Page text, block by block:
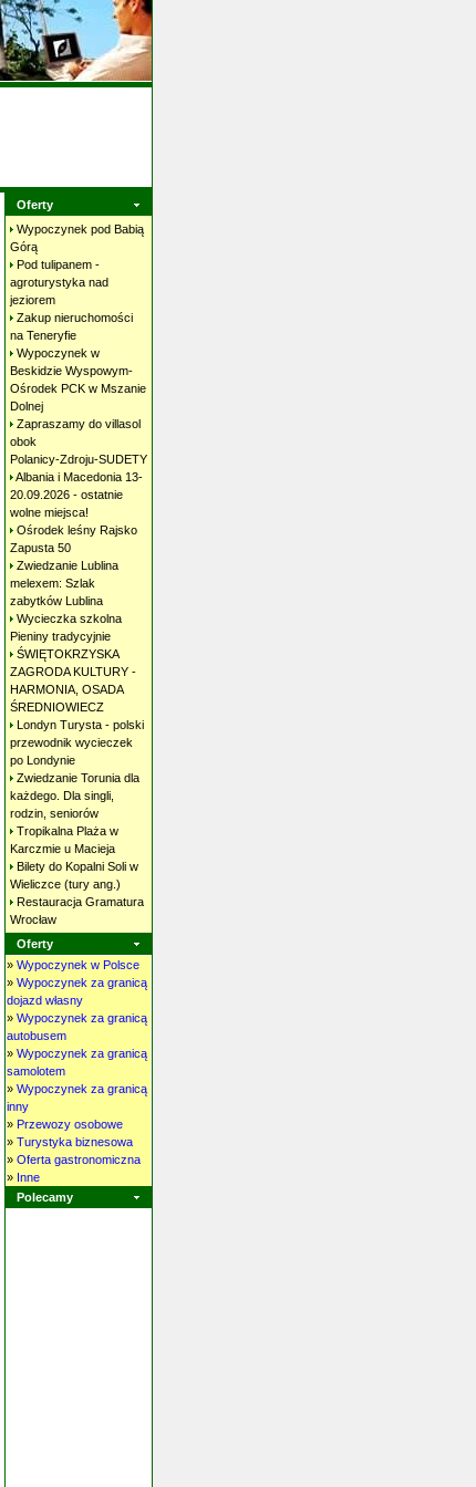
Oferty
Wypoczynek pod Babią
Górą
Pod tulipanem -
agroturystyka nad
jeziorem
Zakup nieruchomości
na Teneryfie
Wypoczynek w
Beskidzie Wyspowym-
Ośrodek PCK w Mszanie
Dolnej
Zapraszamy do villasol
obok
Polanicy-Zdroju-SUDETY
Albania i Macedonia 13-
20.09.2026 - ostatnie
wolne miejsca!
Ośrodek leśny Rajsko
Zapusta 50
Zwiedzanie Lublina
melexem: Szlak
zabytków Lublina
Wycieczka szkolna
Pieniny tradycyjnie
ŚWIĘTOKRZYSKA
ZAGRODA KULTURY -
HARMONIA, OSADA
ŚREDNIOWIECZ
Londyn Turysta - polski
przewodnik wycieczek
po Londynie
Zwiedzanie Torunia dla
każdego. Dla singli,
rodzin, seniorów
Tropikalna Plaża w
Karczmie u Macieja
Bilety do Kopalni Soli w
Wieliczce (tury ang.)
Restauracja Gramatura
Wrocław
Oferty
» Wypoczynek w Polsce
» Wypoczynek za granicą
dojazd własny
» Wypoczynek za granicą
autobusem
» Wypoczynek za granicą
samolotem
» Wypoczynek za granicą
inny
» Przewozy osobowe
» Turystyka biznesowa
» Oferta gastronomiczna
» Inne
Polecamy